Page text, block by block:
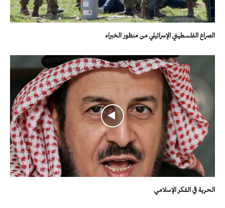
الصراع الفلسطيني الإسرائيلي من منظور الخبراء
الحرية في الفكر الإسلامي